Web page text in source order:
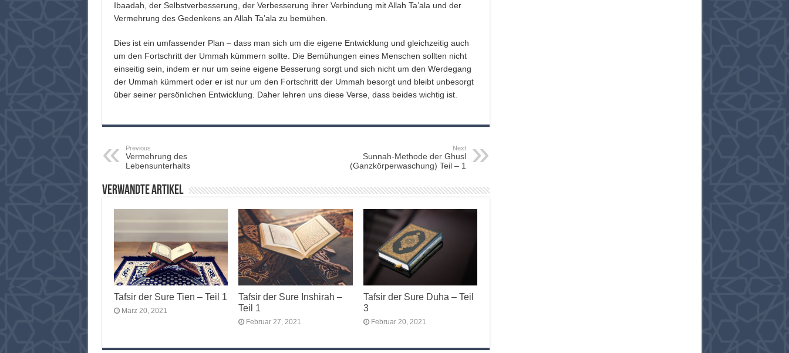
Ibaadah, der Selbstverbesserung, der Verbesserung ihrer Verbindung mit Allah Ta’ala und der
Vermehrung des Gedenkens an Allah Ta’ala zu bemühen.
Dies ist ein umfassender Plan – dass man sich um die eigene Entwicklung und gleichzeitig auch
um den Fortschritt der Ummah kümmern sollte. Die Bemühungen eines Menschen sollten nicht
einseitig sein, indem er nur um seine eigene Besserung sorgt und sich nicht um den Werdegang
der Ummah kümmert oder er ist nur um den Fortschritt der Ummah besorgt und bleibt unbesorgt
über seiner persönlichen Entwicklung. Daher lehren uns diese Verse, dass beides wichtig ist.
Previous
Vermehrung des
Lebensunterhalts
Next
Sunnah-Methode der Ghusl
(Ganzkörperwaschung) Teil – 1
Verwandte Artikel
Tafsir der Sure Tien – Teil 1
März 20, 2021
Tafsir der Sure Inshirah –
Teil 1
Februar 27, 2021
Tafsir der Sure Duha – Teil
3
Februar 20, 2021